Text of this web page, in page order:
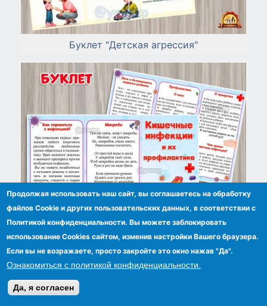
Буклет "Детская агрессия"
Буклет "Кишечные инфекции"
Продолжая использовать наш сайт, вы соглашаетесь на обработку
файлов Сookie и других пользовательских данных, в соответствии с
Политикой конфиденциальности. Вы можете заблокировать
использование Cookies сайтом, изменив настройки Вашего браузера.
Если вы не возражаете, просто закройте это окно нажав "Да".
Ознакомиться с политикой конфиденциальности.
Да, я согласен